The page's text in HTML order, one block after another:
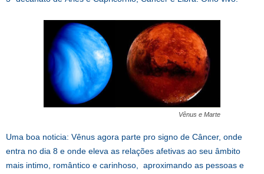
Vênus e Marte
Uma boa noticia: Vênus agora parte pro signo de Câncer, onde
entra no dia 8 e onde eleva as relações afetivas ao seu âmbito
mais intimo, romântico e carinhoso, aproximando as pessoas e